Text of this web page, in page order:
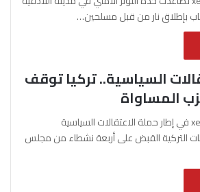
بإطلاق نار من قبل مسلحين…
السياسية.. تركيا توقف
آفرين علو ـ xeber24.net في إطار حملة الاعتقالات السياسية
التركية القبض على أربعة نشطاء من مجلس